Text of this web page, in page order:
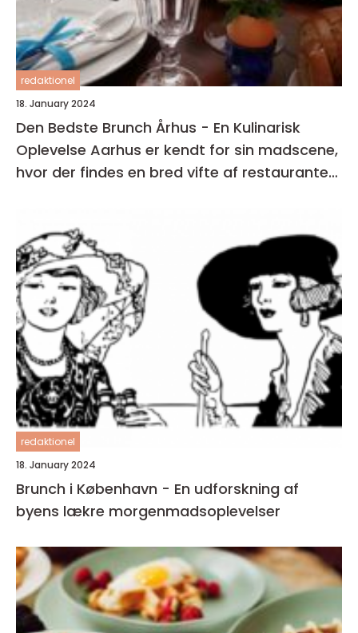
redaktionel
18. January 2024
Den Bedste Brunch Århus - En Kulinarisk
Oplevelse Aarhus er kendt for sin madscene,
hvor der findes en bred vifte af restauranter,
redaktionel
18. January 2024
Brunch i København - En udforskning af
byens lækre morgenmadsoplevelser